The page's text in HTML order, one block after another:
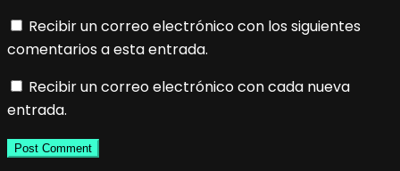
Recibir un correo electrónico con los siguientes
comentarios a esta entrada.
Recibir un correo electrónico con cada nueva
entrada.